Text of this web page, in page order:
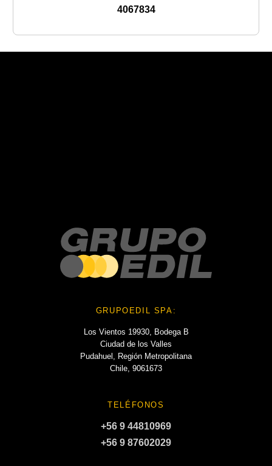
4067834
GRUPOEDIL SPA:
Los Vientos 19930, Bodega B
Ciudad de los Valles
Pudahuel, Región Metropolitana
Chile, 9061673
TELÉFONOS
+56 9 44810969
+56 9 87602029